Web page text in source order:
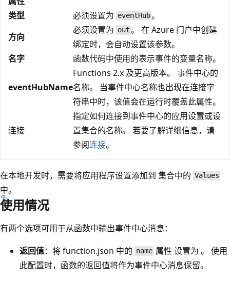
类型
必须设置为 eventHub。
方向
必须设置为 out 。 在 Azure 门户中创建
绑定时，会自动设置该参数。
名字
函数代码中使用的表示事件的变量名称。
eventHubName
Functions 2.x 及更高版本。 事件中心的
名称。 当事件中心名称也出现在连接字
符串中时，该值会在运行时覆盖此属性。
连接
指定如何连接到事件中心的应用设置或设
置集合的名称。 若要了解详细信息，请
参阅连接。
在本地开发时，需要将应用程序设置添加到 集合中的 Values
中。
使用情况
有两个选项可用于从函数中输出事件中心消息：
返回值：将 function.json 中的 name 属性 设置为。 使用
此配置时，函数的返回值将作为事件中心消息保留。